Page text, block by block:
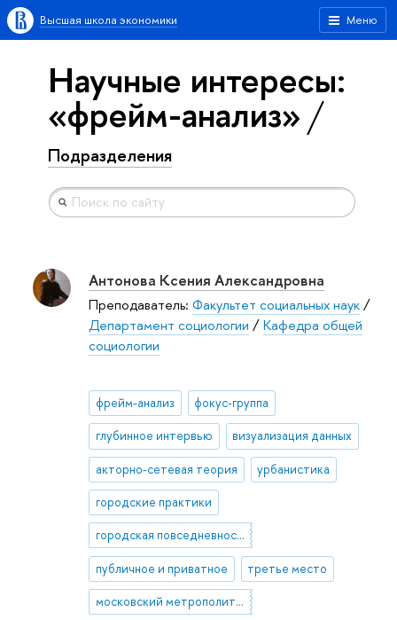
Меню
Высшая школа экономики
Научные интересы:
«фрейм-анализ»
Подразделения
Антонова Ксения Александровна
Преподаватель: Факультет социальных наук/
Департамент социологии /Кафедра общей
социологии
фрейм-анализ фокус-группа
глубинное интервью визуализация данных
акторно-сетевая теория урбанистика
городские практики
городская повседневность
публичное и приватное третье место
московский метрополитен